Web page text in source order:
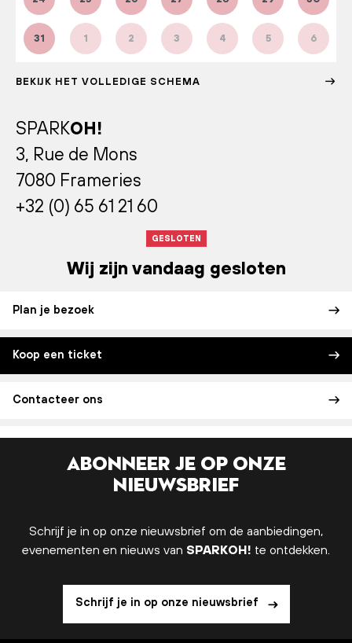
31 1 2 3 4 5 6
BEKIJK HET VOLLEDIGE SCHEMA
SPARKOH!
3, Rue de Mons
7080 Frameries
+32 (0) 65 61 21 60
GESLOTEN
Wij zijn vandaag gesloten
Plan je bezoek
Koop een ticket
Contacteer ons
Abonneer je op onze
nieuwsbrief
Schrijf je in op onze nieuwsbrief om de aanbiedingen,
evenementen en nieuws van SPARKOH! te ontdekken.
Schrijf je in op onze nieuwsbrief